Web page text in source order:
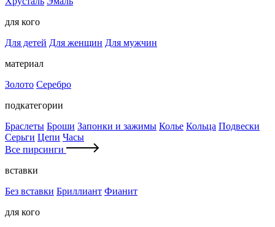
для кого
Для детей Для женщин Для мужчин
материал
Золото Серебро
подкатегории
Браслеты Броши Запонки и зажимы Колье Кольца Подвески
Серьги Цепи Часы
Все пирсинги
вставки
Без вставки Бриллиант Фианит
для кого